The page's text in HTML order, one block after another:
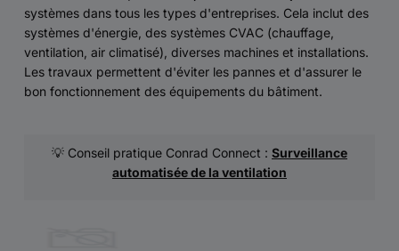
systèmes dans tous les types d'entreprises. Cela inclut des
systèmes d'énergie, des systèmes CVAC (chauffage,
ventilation, air climatisé), diverses machines et installations.
Les travaux permettent d'éviter les pannes et d'assurer le
bon fonctionnement des équipements du bâtiment.
💡 Conseil pratique Conrad Connect : Surveillance
automatisée de la ventilation